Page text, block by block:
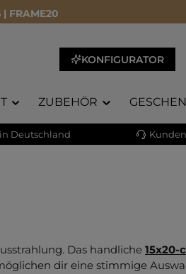
| FRAME20
KONFIGURATOR
ZUBEHÖR
Deutschland
Das handliche 15x20-
dir eine stimmige